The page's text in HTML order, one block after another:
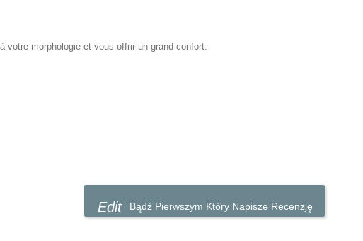
votre morphologie et vous offrir un grand confort.
Bądź Pierwszym Który Napisze Recenzję